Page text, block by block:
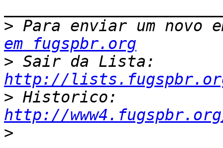
> Para enviar um
em fugspbr.org
>
http://
>
http://
>